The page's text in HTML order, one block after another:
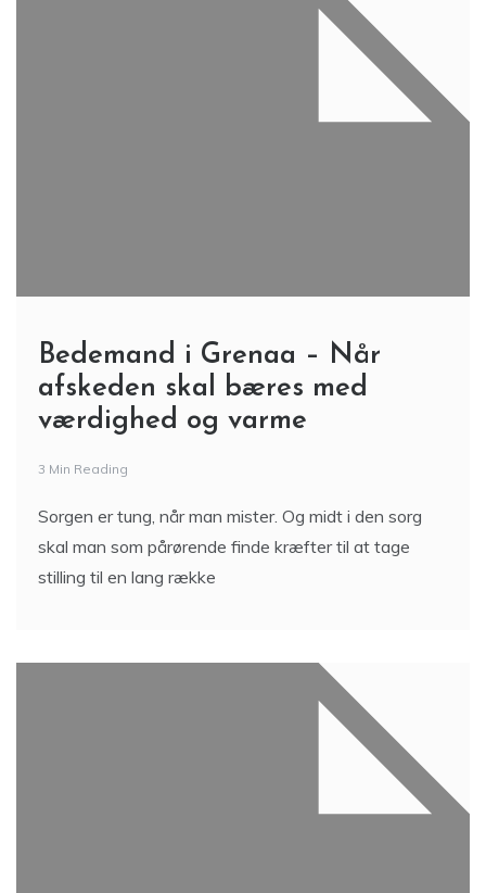
Bedemand i Grenaa – Når
afskeden skal bæres med
værdighed og varme
3 Min Reading
Sorgen er tung, når man mister. Og midt i den sorg
skal man som pårørende finde kræfter til at tage
stilling til en lang række